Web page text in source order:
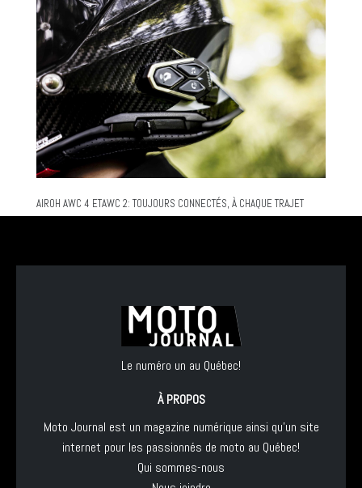
AIROH AWC 4 ETAWC 2: TOUJOURS CONNECTÉS, À CHAQUE TRAJET
Le numéro un au Québec!
À PROPOS
Moto Journal est un magazine numérique ainsi qu'un site
internet pour les passionnés de moto au Québec!
Qui sommes-nous